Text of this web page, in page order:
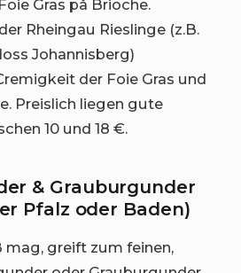
Gras på Brioche.
Rheingau Rieslinge (z.B.
Johannisberg)
der Foie Gras und
Preislich liegen gute
10 und 18 €.
& Grauburgunder
Pfalz oder Baden)
mag, greift zum feinen,